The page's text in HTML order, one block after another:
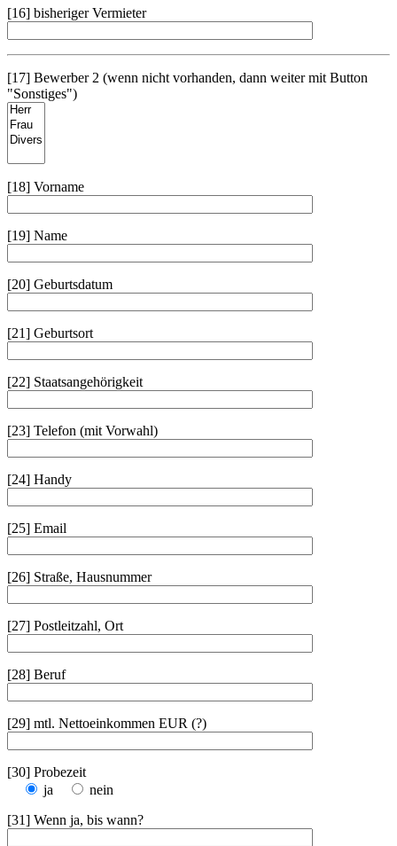
[16] bisheriger Vermieter
[17] Bewerber 2 (wenn nicht vorhanden, dann weiter mit Button
"Sonstiges")
[18] Vorname
[19] Name
[20] Geburtsdatum
[21] Geburtsort
[22] Staatsangehörigkeit
[23] Telefon (mit Vorwahl)
[24] Handy
[25] Email
[26] Straße, Hausnummer
[27] Postleitzahl, Ort
[28] Beruf
[29] mtl. Nettoeinkommen EUR (?)
[30] Probezeit
ja
nein
[31] Wenn ja, bis wann?